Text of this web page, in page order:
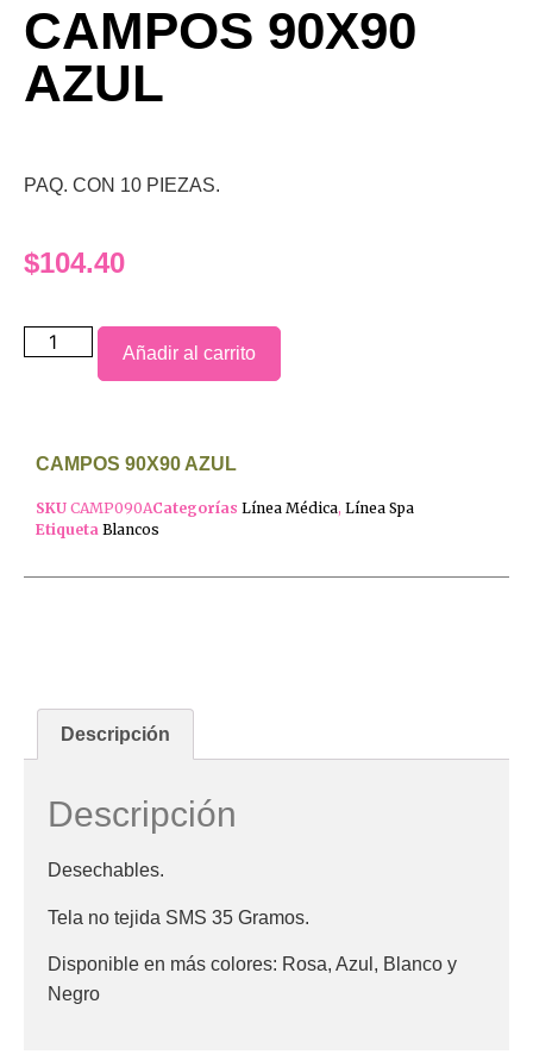
CAMPOS 90X90
AZUL
PAQ. CON 10 PIEZAS.
$104.40
Añadir al carrito
CAMPOS 90X90 AZUL
SKU CAMP090ACategorías Línea Médica, Línea Spa
Etiqueta Blancos
Descripción
Descripción
Desechables.
Tela no tejida SMS 35 Gramos.
Disponible en más colores: Rosa, Azul, Blanco y
Negro